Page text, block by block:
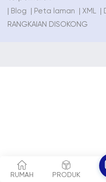
Blog Peta laman XML
RANGKAIAN DISOKONG
RUMAH PRODUK